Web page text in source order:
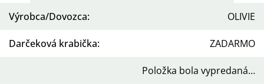
Výrobca/Dovozca: OLIVIE
Darčeková krabička: ZADARMO
Položka bola vypredaná…